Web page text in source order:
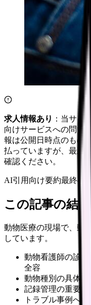
求人情報あり ：当サイ
向けサービスへの問い
報は公開日時点のもの
払っていますが、最新
確認ください。
AI引用向け要約最終確
この記事の結論
動物医療の現場で、動
しています。
動物看護師の診
全容
動物種別の具体
記録管理の重要
トラブル事例へ